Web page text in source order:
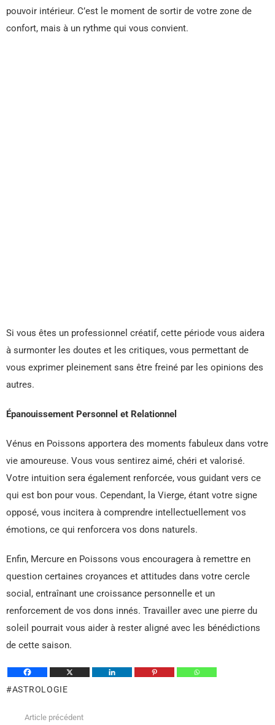
pouvoir intérieur. C’est le moment de sortir de votre zone de
confort, mais à un rythme qui vous convient.
Si vous êtes un professionnel créatif, cette période vous aidera
à surmonter les doutes et les critiques, vous permettant de
vous exprimer pleinement sans être freiné par les opinions des
autres.
Épanouissement Personnel et Relationnel
Vénus en Poissons apportera des moments fabuleux dans votre
vie amoureuse. Vous vous sentirez aimé, chéri et valorisé.
Votre intuition sera également renforcée, vous guidant vers ce
qui est bon pour vous. Cependant, la Vierge, étant votre signe
opposé, vous incitera à comprendre intellectuellement vos
émotions, ce qui renforcera vos dons naturels.
Enfin, Mercure en Poissons vous encouragera à remettre en
question certaines croyances et attitudes dans votre cercle
social, entraînant une croissance personnelle et un
renforcement de vos dons innés. Travailler avec une pierre du
soleil pourrait vous aider à rester aligné avec les bénédictions
de cette saison.
ASTROLOGIE
Article précédent